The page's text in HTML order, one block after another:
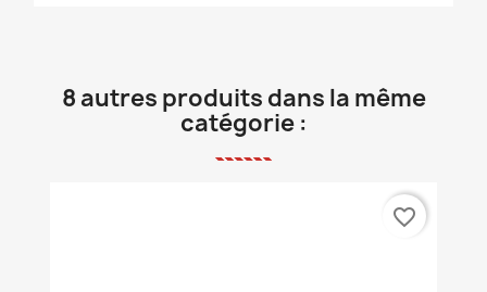
8 autres produits dans la même
catégorie :
favorite_border